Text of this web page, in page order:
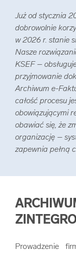
Już od stycznia
dobrowolnie
w 2026 r. stanie
Nasze
KSEF –
przyjmowanie
Archiwum e-
całość procesu
obowiązującymi
obawiać się, że
organizację –
zapewnia pełną
Prowadzenie